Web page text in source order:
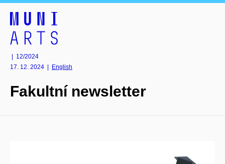
| 12/2024
17. 12. 2024
English
Fakultní newsletter